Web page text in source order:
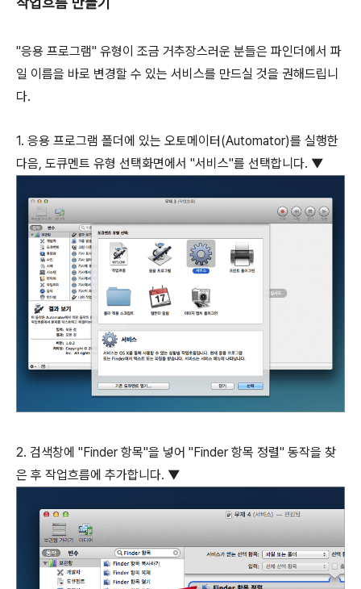
"응용 프로그램" 유형이 조금 거추장스러운 분들은 파인더에서 파
일 이름을 바로 변경할 수 있는 서비스를 만드실 것을 권해드립니
다.
1. 응용 프로그램 폴더에 있는 오토메이터(Automator)를 실행한
다음, 도큐멘트 유형 선택화면에서 "서비스"를 선택합니다. ▼
2. 검색창에 "Finder 항목"을 넣어 "Finder 항목 정렬" 동작을 찾
은 후 작업흐름에 추가합니다. ▼